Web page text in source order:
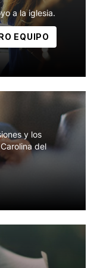
a la iglesia.
EQUIPO
y los
del